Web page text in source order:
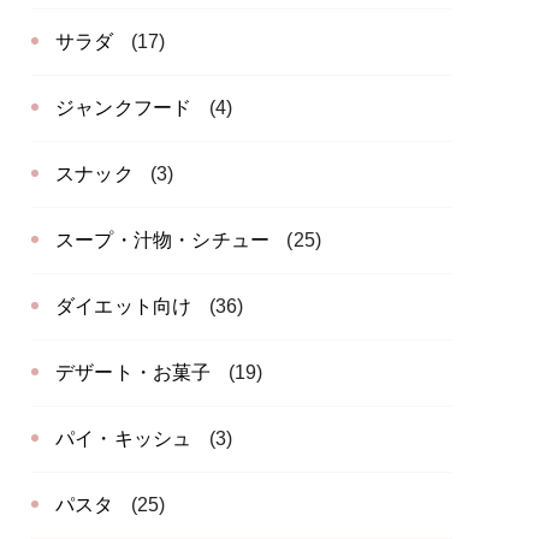
サラダ (17)
ジャンクフード (4)
スナック (3)
スープ・汁物・シチュー (25)
ダイエット向け (36)
デザート・お菓子 (19)
パイ・キッシュ (3)
パスタ (25)